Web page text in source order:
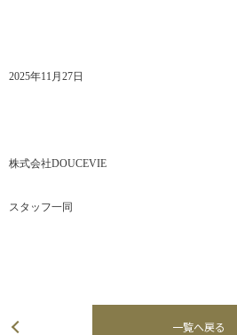
2025年11月27日
株式会社DOUCEVIE
スタッフ一同
一覧へ戻る